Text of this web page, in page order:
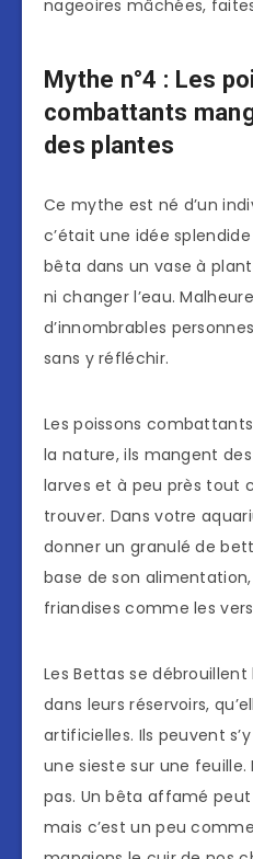
nageoires mâchées,
Mythe n°4 : Les
combattants
des plantes
Ce mythe est né d’un
c’était une idée
bêta dans un vase à
ni changer l’eau.
d’innombrables
sans y réfléchir.
Les poissons
la nature, ils mangent
larves et à peu près tout
trouver. Dans votre
donner un granulé de
base de son
friandises comme les
Les Bettas se
dans leurs réservoirs,
artificielles. Ils peuvent
une sieste sur une
pas. Un bêta affamé
mais c’est un peu